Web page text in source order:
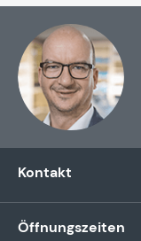
Kontakt
Öffnungszeiten